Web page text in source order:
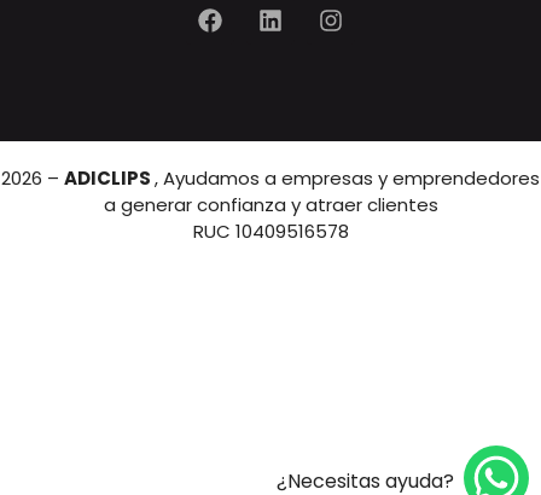
2026 – ADICLIPS, Ayudamos a empresas y emprendedores
a generar confianza y atraer clientes
RUC 10409516578
¿Necesitas ayuda?